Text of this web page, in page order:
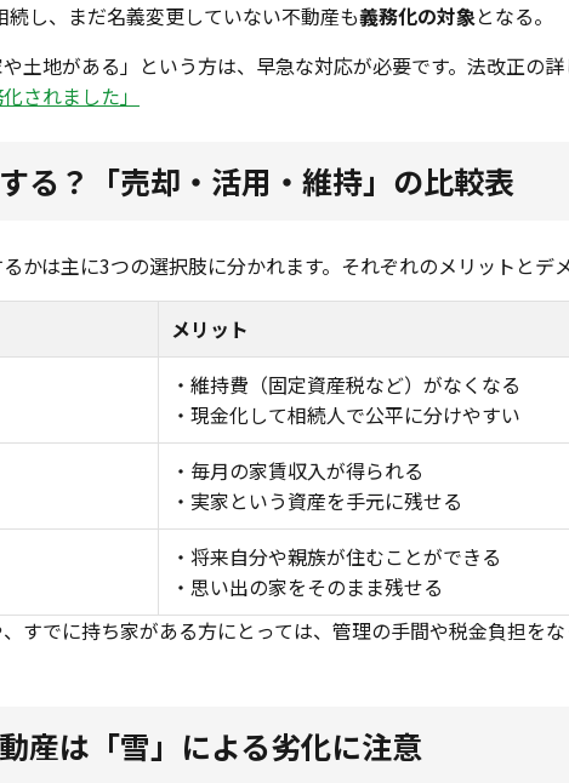
続し、まだ名義変更していない不動産も義務化の対象となる。
土地がある」という方は、早急な対応が必要です。法改正の
されました」
る？「売却・活用・維持」の比較表
かは主に3つの選択肢に分かれます。それぞれのメリットとデ
メリット
・維持費（固定資産税など）がなくなる
・現金化して相続人で公平に分けやすい
・毎月の家賃収入が得られる
・実家という資産を手元に残せる
・将来自分や親族が住むことができる
・思い出の家をそのまま残せる
すでに持ち家がある方にとっては、管理の手間や税金負担を
産は「雪」による劣化に注意